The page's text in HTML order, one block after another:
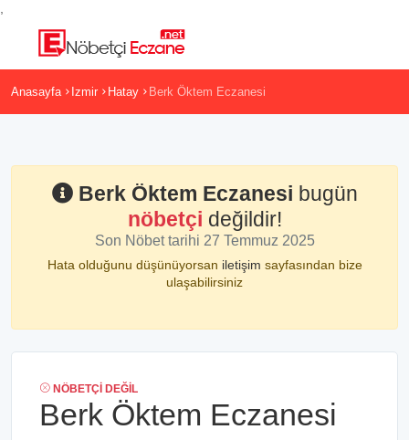
Anasayfa Izmir Hatay Berk Öktem Eczanesi
Berk Öktem Eczanesi bugün
nöbetçi değildir!
Son Nöbet tarihi 27 Temmuz 2025
Hata olduğunu düşünüyorsan iletişim sayfasından bize
ulaşabilirsiniz
NÖBETÇI DEĞIL
Berk Öktem Eczanesi